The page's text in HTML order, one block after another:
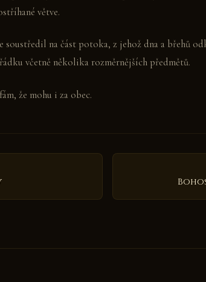
větve.
soustředil na část potoka, z jehož dna a břehů
včetně několika rozměrnějších předmětů.
že mohu i za obec.